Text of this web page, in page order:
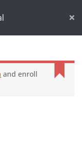
and enroll